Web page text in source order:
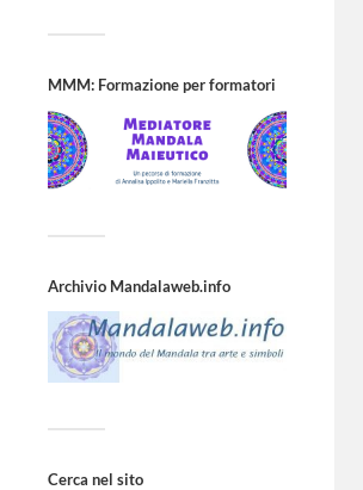
MMM: Formazione per formatori
Archivio Mandalaweb.info
Cerca nel sito